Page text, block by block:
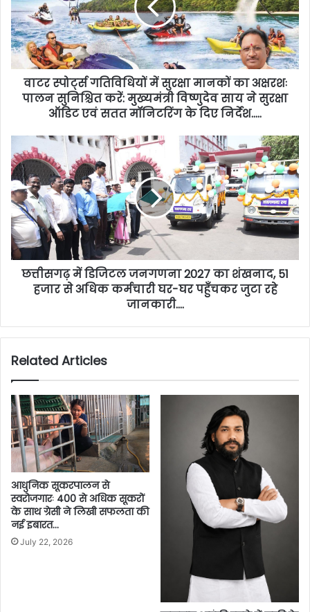
वाटर स्पोर्ट्स गतिविधियों में सुरक्षा मानकों का अक्षरशः
पालन सुनिश्चित करें: मुख्यमंत्री विष्णुदेव साय ने सुरक्षा
ऑडिट एवं सतत मॉनिटरिंग के दिए निर्देश…..
छत्तीसगढ़ में डिजिटल जनगणना 2027 का शंखनाद, 51
हजार से अधिक कर्मचारी घर-घर पहुँचकर जुटा रहे
जानकारी….
Related Articles
आधुनिक सूकरपालन से
स्वरोजगारः 400 से अधिक सूकरों
के साथ ग्रेसी ने लिखी सफलता की
नई इबारत…
July 22, 2026